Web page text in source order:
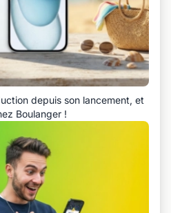
depuis son lancement, et
Boulanger !